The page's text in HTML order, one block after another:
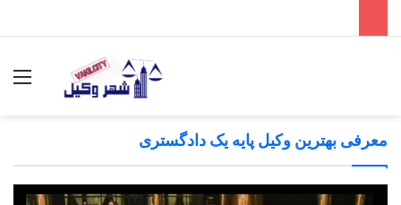
معرفی بهترین وکیل پایه یک دادگستری